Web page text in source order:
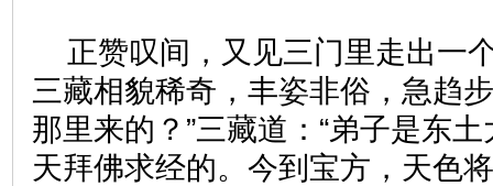
正赞叹间，又见三门里走出一
三藏相貌稀奇，丰姿非俗，急趋
那里来的？”三藏道：“弟子是东
天拜佛求经的。今到宝方，天色